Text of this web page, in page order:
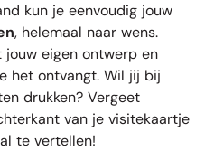
kun je eenvoudig jouw
, helemaal naar wens.
jouw eigen ontwerp en
het ontvangt. Wil jij bij
drukken? Vergeet
van je visitekaartje
te vertellen!